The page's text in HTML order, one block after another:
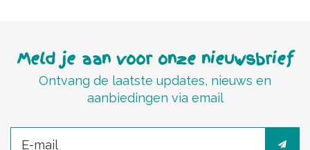
Meld je aan voor onze nieuwsbrief
Ontvang de laatste updates, nieuws en
aanbiedingen via email